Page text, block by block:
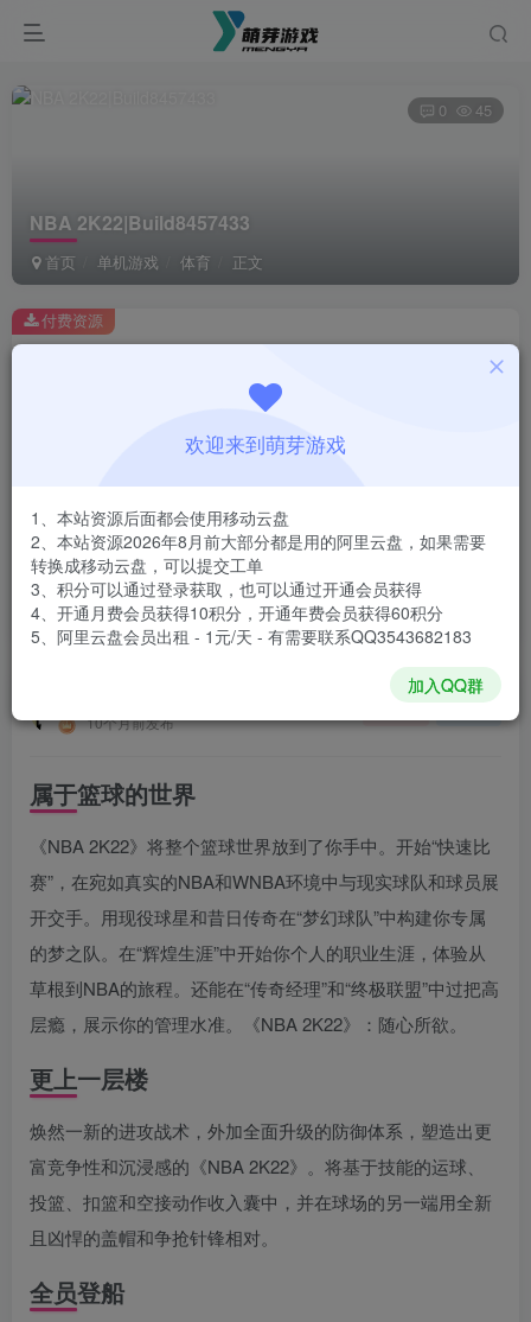
NBA 2K22|Build8457433
首页 单机游戏 体育 正文
0 45
此内容为付费资源，请付费后查看
￥1
免费
登录购买
安装包大小
游戏本体大小
116.14 GB
付费资源
10个月前发布
属于篮球的世界
《NBA 2K22》将整个篮球世界放到了你手中。开始“快速比
赛”，在宛如真实的NBA和WNBA环境中与现实球队和球员展
开交手。用现役球星和昔日传奇在“梦幻球队”中构建你专属
的梦之队。在“辉煌生涯”中开始你个人的职业生涯，体验从
草根到NBA的旅程。还能在“传奇经理”和“终极联盟”中过把高
层瘾，展示你的管理水准。《NBA 2K22》：随心所欲。
更上一层楼
焕然一新的进攻战术，外加全面升级的防御体系，塑造出更
富竞争性和沉浸感的《NBA 2K22》。将基于技能的运球、
投篮、扣篮和空接动作收入囊中，并在球场的另一端用全新
且凶悍的盖帽和争抢针锋相对。
全员登船
欢迎来到萌芽游戏
1、本站资源后面都会使用移动云盘
2、本站资源2026年8月前大部分都是用的阿里云盘，如果需要
转换成移动云盘，可以提交工单
3、积分可以通过登录获取，也可以通过开通会员获得
4、开通月费会员获得10积分，开通年费会员获得60积分
5、阿里云盘会员出租 - 1元/天 - 有需要联系QQ3543682183
加入QQ群